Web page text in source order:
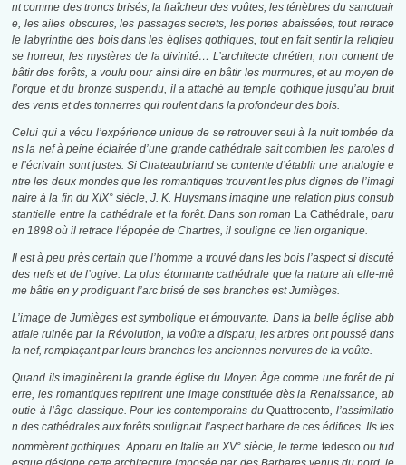
nt comme des troncs brisés, la fraîcheur des voûtes, les ténèbres du sanctuair
e, les ailes obscures, les passages secrets, les portes abaissées, tout retrace
le labyrinthe des bois dans les églises gothiques, tout en fait sentir la religieu
se horreur, les mystères de la divinité… L’architecte chrétien, non content de
bâtir des forêts, a voulu pour ainsi dire en bâtir les murmures, et au moyen de
l’orgue et du bronze suspendu, il a attaché au temple gothique jusqu’au bruit
des vents et des tonnerres qui roulent dans la profondeur des bois.
Celui qui a vécu l’expérience unique de se retrouver seul à la nuit tombée da
ns la nef à peine éclairée d’une grande cathédrale sait combien les paroles d
e l’écrivain sont justes. Si Chateaubriand se contente d’établir une analogie e
ntre les deux mondes que les romantiques trouvent les plus dignes de l’imagi
naire à la fin du XIX° siècle, J. K. Huysmans imagine une relation plus consub
stantielle entre la cathédrale et la forêt. Dans son roman La Cathédrale, paru
en 1898 où il retrace l’épopée de Chartres, il souligne ce lien organique.
Il est à peu près certain que l’homme a trouvé dans les bois l’aspect si discuté
des nefs et de l’ogive. La plus étonnante cathédrale que la nature ait elle-mê
me bâtie en y prodiguant l’arc brisé de ses branches est Jumièges.
L’image de Jumièges est symbolique et émouvante. Dans la belle église abb
atiale ruinée par la Révolution, la voûte a disparu, les arbres ont poussé dans
la nef, remplaçant par leurs branches les anciennes nervures de la voûte.
Quand ils imaginèrent la grande église du Moyen Âge comme une forêt de pi
erre, les romantiques reprirent une image constituée dès la Renaissance, ab
outie à l’âge classique. Pour les contemporains duQuattrocento, l’assimilatio
n des cathédrales aux forêts soulignait l’aspect barbare de ces édifices. Ils les
nommèrent gothiques. Apparu en Italie au XV° siècle, le terme tedesco ou tud